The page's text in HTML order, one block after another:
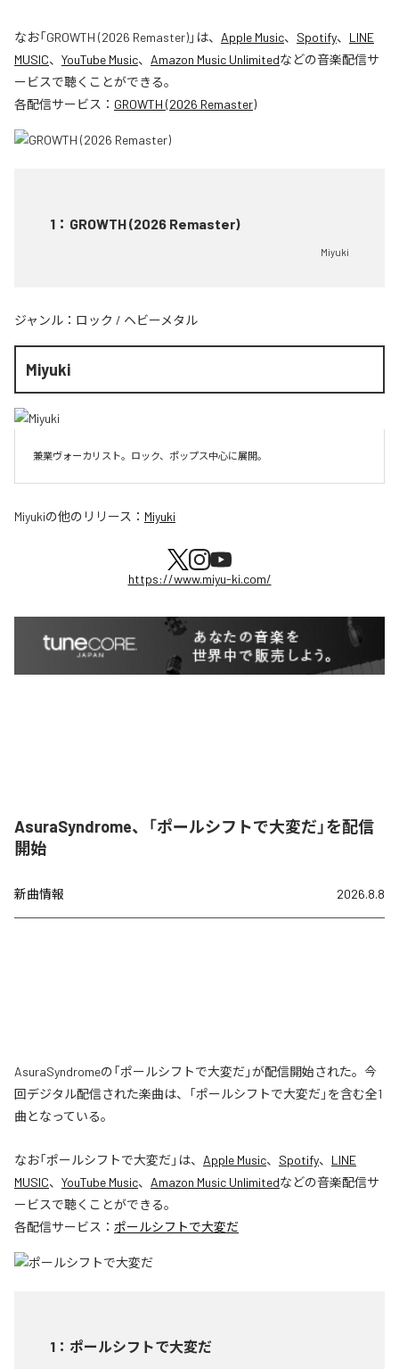
なお「GROWTH (2026 Remaster)」は、 Apple Music、 Spotify、 LINE
MUSIC、 YouTube Music、 Amazon Music Unlimitedなどの音楽配信サ
ービスで聴くことができる。
各配信サービス： GROWTH (2026 Remaster)
1 ： GROWTH (2026 Remaster)
Miyuki
ジャンル： ロック / ヘビーメタル
Miyuki
兼業ヴォーカリスト。ロック、ポップス中心に展開。
Miyukiの他のリリース： Miyuki
https://www.miyu-ki.com/
AsuraSyndrome、「ポールシフトで大変だ」を配信
開始
新曲情報 2026.8.8
AsuraSyndromeの「ポールシフトで大変だ」が配信開始された。今
回デジタル配信された楽曲は、「ポールシフトで大変だ」を含む全1
曲となっている。
なお「ポールシフトで大変だ 」は、 Apple Music、 Spotify、 LINE
MUSIC、 YouTube Music、 Amazon Music Unlimitedなどの音楽配信サ
ービスで聴くことができる。
各配信サービス： ポールシフトで大変だ
1 ： ポールシフトで大変だ